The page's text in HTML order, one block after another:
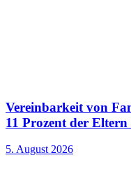
Vereinbarkeit von
11 Prozent der
5. August 2026